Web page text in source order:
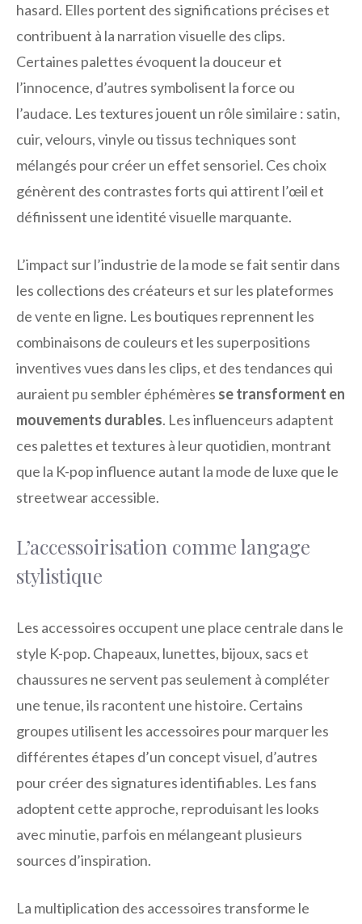
hasard. Elles portent des significations précises et
contribuent à la narration visuelle des clips.
Certaines palettes évoquent la douceur et
l’innocence, d’autres symbolisent la force ou
l’audace. Les textures jouent un rôle similaire : satin,
cuir, velours, vinyle ou tissus techniques sont
mélangés pour créer un effet sensoriel. Ces choix
génèrent des contrastes forts qui attirent l’œil et
définissent une identité visuelle marquante.
L’impact sur l’industrie de la mode se fait sentir dans
les collections des créateurs et sur les plateformes
de vente en ligne. Les boutiques reprennent les
combinaisons de couleurs et les superpositions
inventives vues dans les clips, et des tendances qui
auraient pu sembler éphémères se transforment en
mouvements durables. Les influenceurs adaptent
ces palettes et textures à leur quotidien, montrant
que la K-pop influence autant la mode de luxe que le
streetwear accessible.
L’accessoirisation comme langage
stylistique
Les accessoires occupent une place centrale dans le
style K-pop. Chapeaux, lunettes, bijoux, sacs et
chaussures ne servent pas seulement à compléter
une tenue, ils racontent une histoire. Certains
groupes utilisent les accessoires pour marquer les
différentes étapes d’un concept visuel, d’autres
pour créer des signatures identifiables. Les fans
adoptent cette approche, reproduisant les looks
avec minutie, parfois en mélangeant plusieurs
sources d’inspiration.
La multiplication des accessoires transforme le